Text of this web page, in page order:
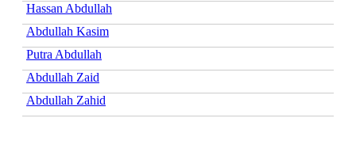
Hassan Abdullah
Abdullah Kasim
Putra Abdullah
Abdullah Zaid
Abdullah Zahid